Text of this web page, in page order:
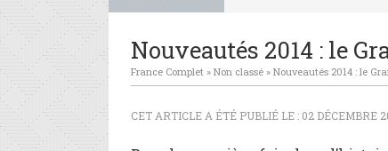
Nouveautés 2014 : le
France Complet » Non classé » Nouveautés 2014 : le
CET ARTICLE A ÉTÉ PUBLIÉ LE : 02 DÉCEMBRE